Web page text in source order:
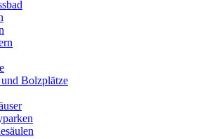
Bolzplätze